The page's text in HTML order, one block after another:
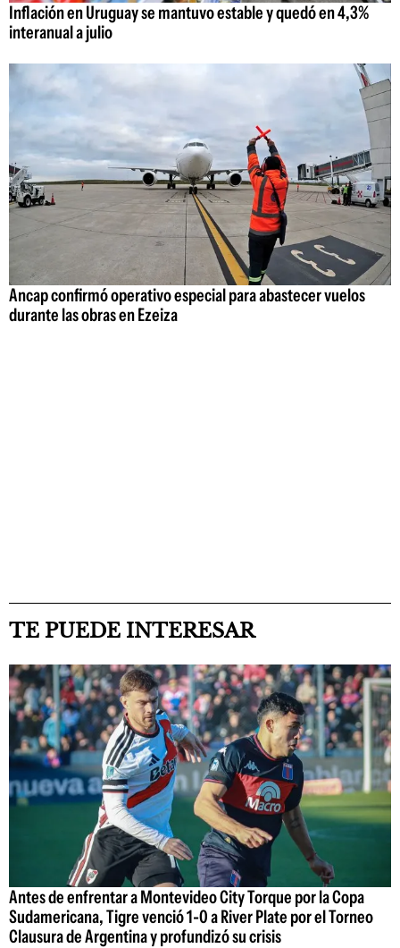
Inflación en Uruguay se mantuvo estable y quedó en 4,3%
interanual a julio
Ancap confirmó operativo especial para abastecer vuelos
durante las obras en Ezeiza
TE PUEDE INTERESAR
Antes de enfrentar a Montevideo City Torque por la Copa
Sudamericana, Tigre venció 1-0 a River Plate por el Torneo
Clausura de Argentina y profundizó su crisis